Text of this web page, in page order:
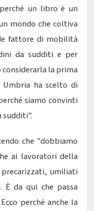
un libro è un
mondo che coltiva
fattore di mobilità
da sudditi e per
la prima
Umbria ha scelto di
siamo convinti
sudditi".
che "dobbiamo
ai lavoratori della
precarizzati, umiliati
da qui che passa
perché anche la